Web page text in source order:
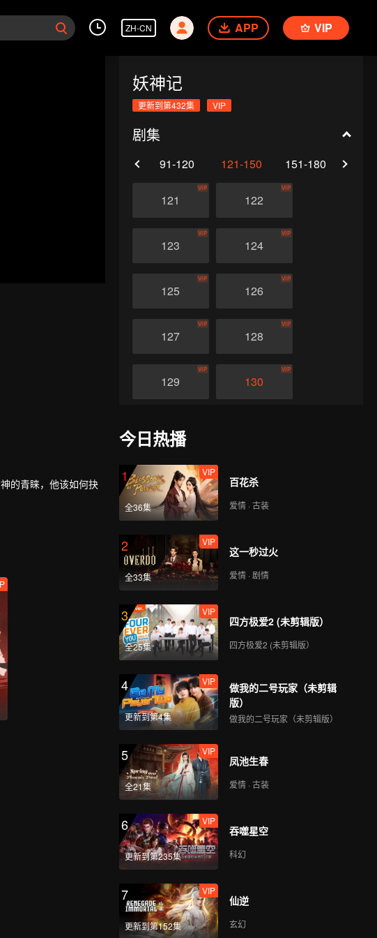
ZH-CN APP VIP
妖神记
更新到第432集 VIP
剧集
91-120 121-150 151-180
121
VIP
122
VIP
123
VIP
124
VIP
125
VIP
126
VIP
127
VIP
128
VIP
129
VIP
130
VIP
131
133
135
VIP
137
VIP
139
141
VIP
142
VIP
143
VIP VIP
145
VIP
147
VIP
148
149
VIP
150
的青睐，他该如何抉
今日热播
1
全36集
VIP
百花杀
爱情 · 古装
2
全33集
VIP
这一秒过火
爱情 · 剧情
3
全25集
VIP
四方极爱2 (未剪辑版）
四方极爱2 (未剪辑版）
4
更新到第4集
VIP
做我的二号玩家（未剪辑
版）
做我的二号玩家（未剪辑版）
5
全21集
VIP
凤池生春
爱情 · 古装
6
更新到第235集
VIP
吞噬星空
科幻
7
更新到第152集
VIP
仙逆
玄幻